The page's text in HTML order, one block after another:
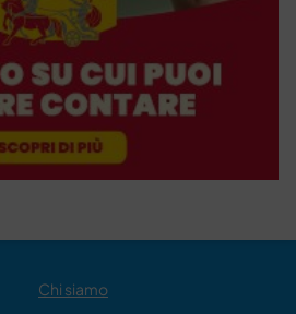
Chi siamo